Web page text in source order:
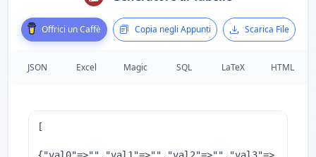
Offrici un Caffè Copia negli Appunti Scarica File
JSON Excel Magic SQL LaTeX HTML